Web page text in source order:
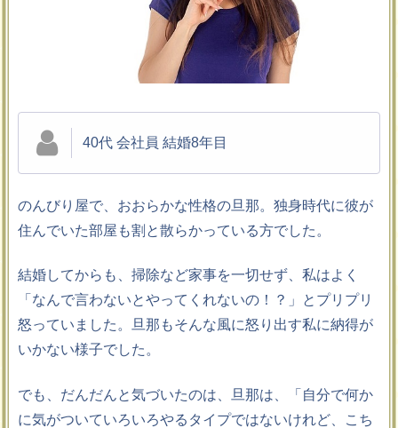
40代 会社員 結婚8年目
のんびり屋で、おおらかな性格の旦那。独身時代に彼が
住んでいた部屋も割と散らかっている方でした。
結婚してからも、掃除など家事を一切せず、私はよく
「なんで言わないとやってくれないの！？」とプリプリ
怒っていました。旦那もそんな風に怒り出す私に納得が
いかない様子でした。
でも、だんだんと気づいたのは、旦那は、「自分で何か
に気がついていろいろやるタイプではないけれど、こち